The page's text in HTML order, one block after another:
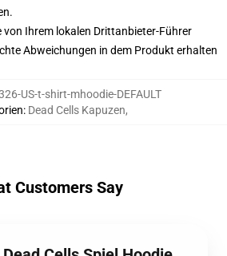
von Ihrem lokalen Drittanbieter-Führer
Abweichungen in dem Produkt erhalten
US-t-shirt-mhoodie-DEFAULT
: Dead Cells Kapuzen,
Customers Say